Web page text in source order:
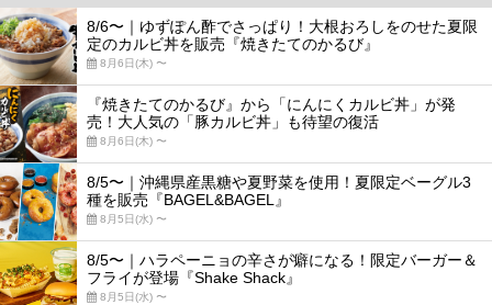
8/6〜｜ゆずぽん酢でさっぱり！大根おろしをのせた夏限
定のカルビ丼を販売『焼きたてのかるび』
8月6日(木) 〜
『焼きたてのかるび』から「にんにくカルビ丼」が発
売！大人気の「豚カルビ丼」も待望の復活
8月6日(木) 〜
8/5〜｜沖縄県産黒糖や夏野菜を使用！夏限定ベーグル3
種を販売『BAGEL&BAGEL』
8月5日(水) 〜
8/5〜｜ハラペーニョの辛さが癖になる！限定バーガー＆
フライが登場『Shake Shack』
8月5日(水) 〜